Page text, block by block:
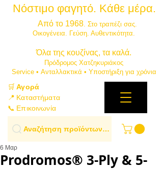
Νόστιμο φαγητό. Κάθε μέρα.
Από το 1968. Στο τραπέζι σας.
​Οικογένεια. Γεύση. Αυθεντικότητα.
​Όλα της κουζίνας, τα καλά.
Πρόδρομος Χατζηκυριάκος
​Service • Ανταλλακτικά • Υποστήριξη για χρόνια
🛒Αγορά
📍 Καταστήματα
📞 Επικοινωνία
Αναζήτηση προϊόντων…
Prodromos® 3-Ply & 5-
6 Μαρ